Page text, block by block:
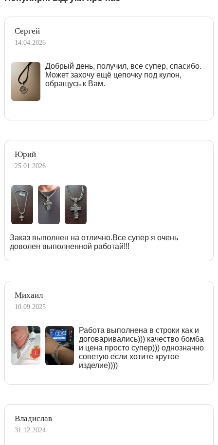
Сергей
14.04.2026
Добрый день, получил, все супер, спасибо.
Может захочу ещё цепочку под кулон,
обращусь к Вам.
Юрий
25.01.2026
Заказ выполнен на отлично.Все супер я очень
доволен выполненной работай!!!
Михаил
10.09.2025
Работа выполнена в строки как и
договаривались))) качество бомба
и цена просто супер))) однозначно
советую если хотите крутое
изделие))))
Владислав
31.12.2024